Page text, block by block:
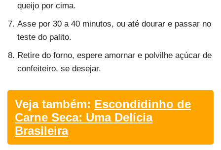
queijo por cima.
Asse por 30 a 40 minutos, ou até dourar e passar no
teste do palito.
Retire do forno, espere amornar e polvilhe açúcar de
confeiteiro, se desejar.
Veja também: Escondidinho de
Carne Seca: Uma Delícia
Brasileira